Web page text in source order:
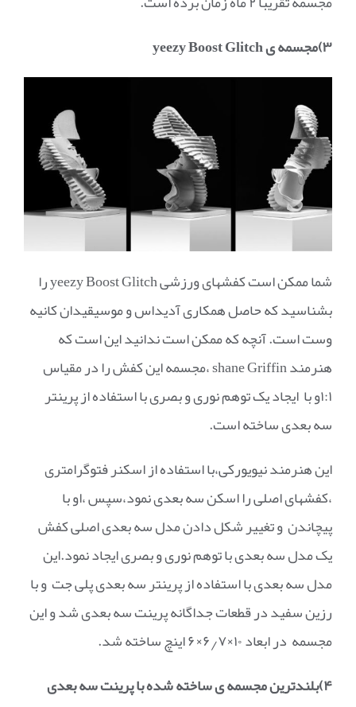
۳)مجسمه ی
yeezy Boost Glitch
شما ممکن است کفشهای ورزشی yeezy Boost Glitch را
بشناسید که حاصل همکاری آدیداس و موسیقیدان کانیه
وست است. آنچه که ممکن است ندانید این است که
هنرمند shane Griffin ،مجسمه این کفش را در مقیاس
۱:۱و با ایجاد یک توهم نوری و بصری با استفاده از پرینتر
سه بعدی ساخته است.
این هنرمند نیویورکی،با استفاده از اسکنر فتوگرامتری
،کفشهای اصلی را اسکن سه بعدی نمود،سپس ،او با
پیچاندن و تغییر شکل دادن مدل سه بعدی اصلی کفش
یک مدل سه بعدی با توهم نوری و بصری ایجاد نمود.این
مدل سه بعدی با استفاده از پرینتر سه بعدی پلی جت و با
رزین سفید در قطعات جداگانه پرینت سه بعدی شد و این
مجسمه در ابعاد ۱۰×۶٫۷×۶ اینچ ساخته شد.
۴)بلندترین مجسمه ی ساخته شده با پرینت سه بعدی